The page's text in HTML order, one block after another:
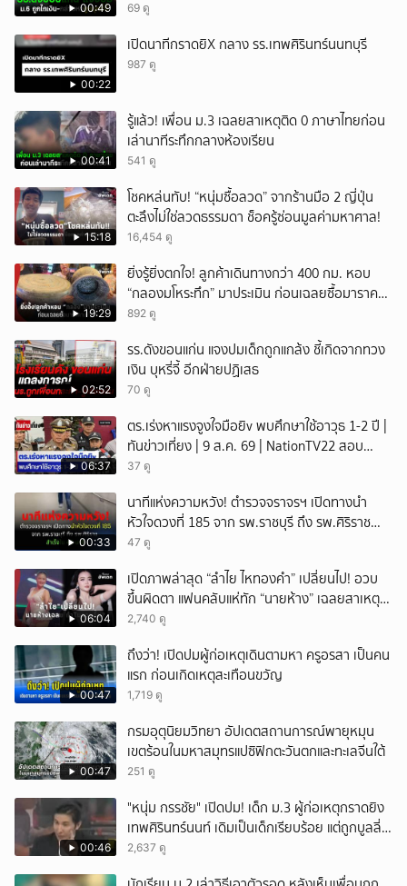
00:49 69 ดู
00:22
เปิดนาทีกราดยิX กลาง รร.เทพศิรินทร์นนทบุรี
987 ดู
00:41
รู้แล้ว! เพื่อน ม.3 เฉลยสาเหตุติด 0 ภาษาไทยก่อน
เล่านาทีระทึกกลางห้องเรียน
541 ดู
15:18
โชคหล่นทับ! “หนุ่มซื้อลวด” จากร้านมือ 2 ญี่ปุ่น
ตะลึงไม่ใช่ลวดธรรมดา ช็อครู้ซ่อนมูลค่ามหาศาล!
16,454 ดู
19:29
ยิ่งรู้ยิ่งตกใจ! ลูกค้าเดินทางกว่า 400 กม. หอบ
“กลองมโหระทึก” มาประเมิน ก่อนเฉลยซื้อมาราคา
เท่าไหร่?
892 ดู
02:52
รร.ดังขอนแก่น แจงปมเด็กถูกแกล้ง ชี้เกิดจากทวง
เงิน บุหรี่จี้ อีกฝ่ายปฏิเสธ
70 ดู
06:37
ตร.เร่งหาแรงจูงใจมือยิv พบศึกษาใช้อาวุธ 1-2 ปี |
ทันข่าวเที่ยง | 9 ส.ค. 69 | NationTV22 สอบ
พยานแล้ว 17 ปาก เร่งตรวจมือถือและหลักฐานที่
เพื่อน และสื่อโซเ
37 ดู
00:33
นาทีแห่งความหวัง! ตำรวจจราจรฯ เปิดทางนำ
หัวใจดวงที่ 185 จาก รพ.ราชบุรี ถึง รพ.ศิริราช
สำเร็จใน 48 นาที
47 ดู
06:04
เปิดภาพล่าสุด “ลำไย ไหทองคำ” เปลี่ยนไป! อวบ
ขึ้นผิดตา แฟนคลับแห่ทัก “นายห้าง” เฉลยสาเหตุ
ชัด!
2,740 ดู
00:47
ถึงว่า! เปิดปมผู้ก่อเหตุเดินตามหา ครูอรสา เป็นคน
แรก ก่อนเกิดเหตุสะเทือนขวัญ
1,719 ดู
00:47
กรมอุตุนิยมวิทยา อัปเดตสถานการณ์พายุหมุน
เขตร้อนในมหาสมุทรแปซิฟิกตะวันตกและทะเลจีนใต้
251 ดู
00:46
"หนุ่ม กรรชัย" เปิดปม! เด็ก ม.3 ผู้ก่อเหตุกราดยิง
เทพศิรินทร์นนท์ เดิมเป็นเด็กเรียบร้อย แต่ถูกบูลลี่
หนัก คาดแรงกดดันสะสมกลายเป็นแรงแค้น จนก่อ
2,637 ดู